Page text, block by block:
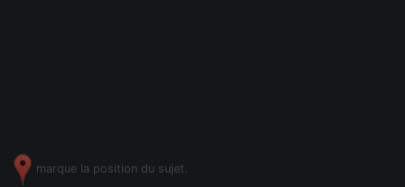
marque la position du sujet.